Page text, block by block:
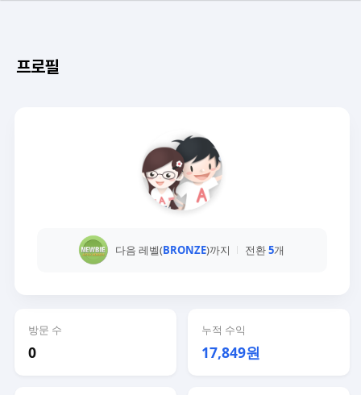
프로필
다음 레벨(BRONZE)까지 전환5개
방문 수
0
누적 수익
17,849원